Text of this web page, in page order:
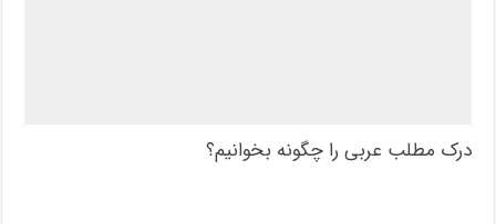
درک مطلب عربی را چگونه بخوانیم؟